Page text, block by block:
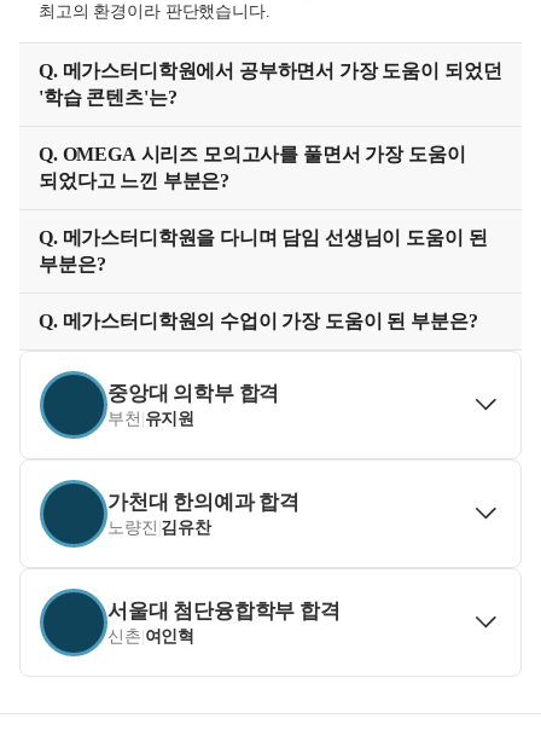
중앙대 의학부 합격
부천 |유지원
가천대 한의예과 합격
노량진 |김유찬
서울대 첨단융합학부 합격
신촌|여인혁
최고의 환경이라 판단했습니다.
Q. 메가스터디학원에서 공부하면서 가장 도움이 되었던
'학습 콘텐츠'는?
Q. OMEGA 시리즈 모의고사를 풀면서 가장 도움이
되었다고 느낀 부분은?
Q. 메가스터디학원을 다니며 담임 선생님이 도움이 된
부분은?
Q. 메가스터디학원의 수업이 가장 도움이 된 부분은?